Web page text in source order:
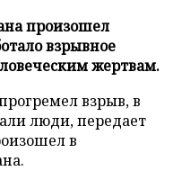
произошел
взрывное
жертвам.
взрыв, в
люди, передает
в